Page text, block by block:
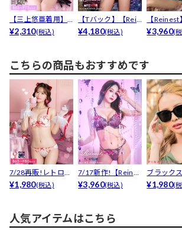
【三上悠亜着用】
【EFサイズ】シャ
¥2,310(税込)
【Tバック】【Rein
est】【永尾ま...
¥4,180(税込)
【Reinest
ラスサテン
¥3,960(
こちらの商品もおすすめです
7/28再販!レトロガ
ーリーハートブラ...
¥1,980(税込)
7/17新作!【Reines
t】ミステ...
¥3,960(税込)
ブラック
サングラ
¥1,980(
人気アイテムはこちら